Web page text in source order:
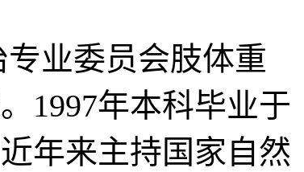
业委员会肢体重
1997年本科毕业于
年来主持国家自然